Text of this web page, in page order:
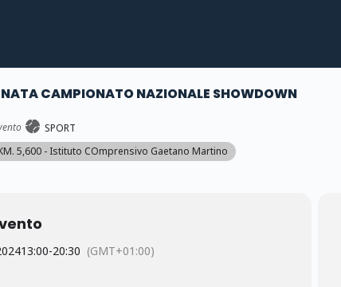
CAMPIONATO NAZIONALE SHOWDOWN
SPORT
5,600 - Istituto COmprensivo Gaetano Martino
13:00-20:30 (GMT+01:00)